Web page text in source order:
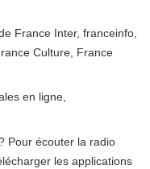
France Inter, franceinfo,
Culture, France
en ligne,
Pour écouter la radio
les applications